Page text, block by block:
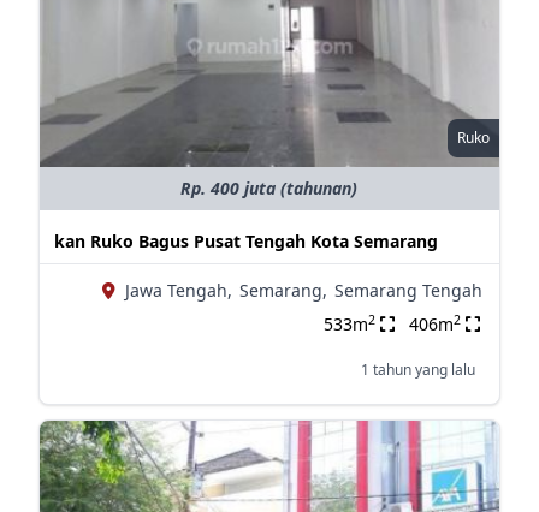
Ruko
Rp. 400 juta (tahunan)
kan Ruko Bagus Pusat Tengah Kota Semarang
Jawa Tengah, Semarang, Semarang Tengah
533m2 406m2
1 tahun yang lalu